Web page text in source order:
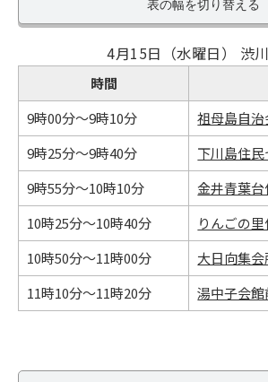
表の幅を切り替える
4月15日（水曜日） 渋
時間
9時00分～9時10分
祖母島自
9時25分～9時40分
下川島住民
9時55分～10時10分
金井青葉
10時25分～10時40分
りんごの
10時50分～11時00分
大日向集会
11時10分～11時20分
湯中子会館